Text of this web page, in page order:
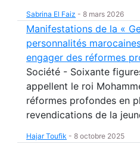
Sabrina El Faiz - 8 mars 2026
Manifestations de la «
personnalités
engager des réformes
Société - Soixante
appellent le roi
réformes profondes en
revendications de la
Hajar Toufik - 8 octobre 2025